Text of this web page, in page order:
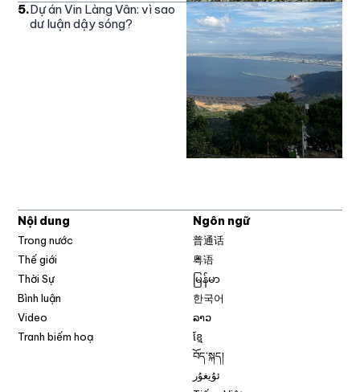
5.Dự án Vin Làng Vân: vì sao
dư luận dậy sóng?
Nội dung
Trong nước
Thế giới
Thời Sự
Bình luận
Video
Tranh biếm hoạ
Ngôn ngữ
普通话
粤语
မြန်မာ
한국어
ລາວ
ខ្មែ
བོད་སྐད།
ئۇيغۇر